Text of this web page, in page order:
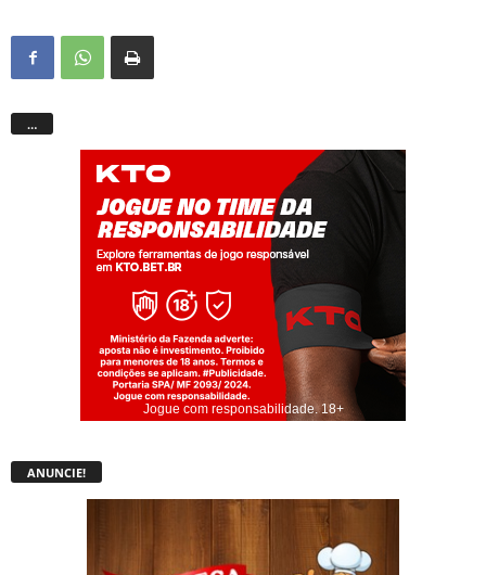
…
Jogue com responsabilidade. 18+
ANUNCIE!